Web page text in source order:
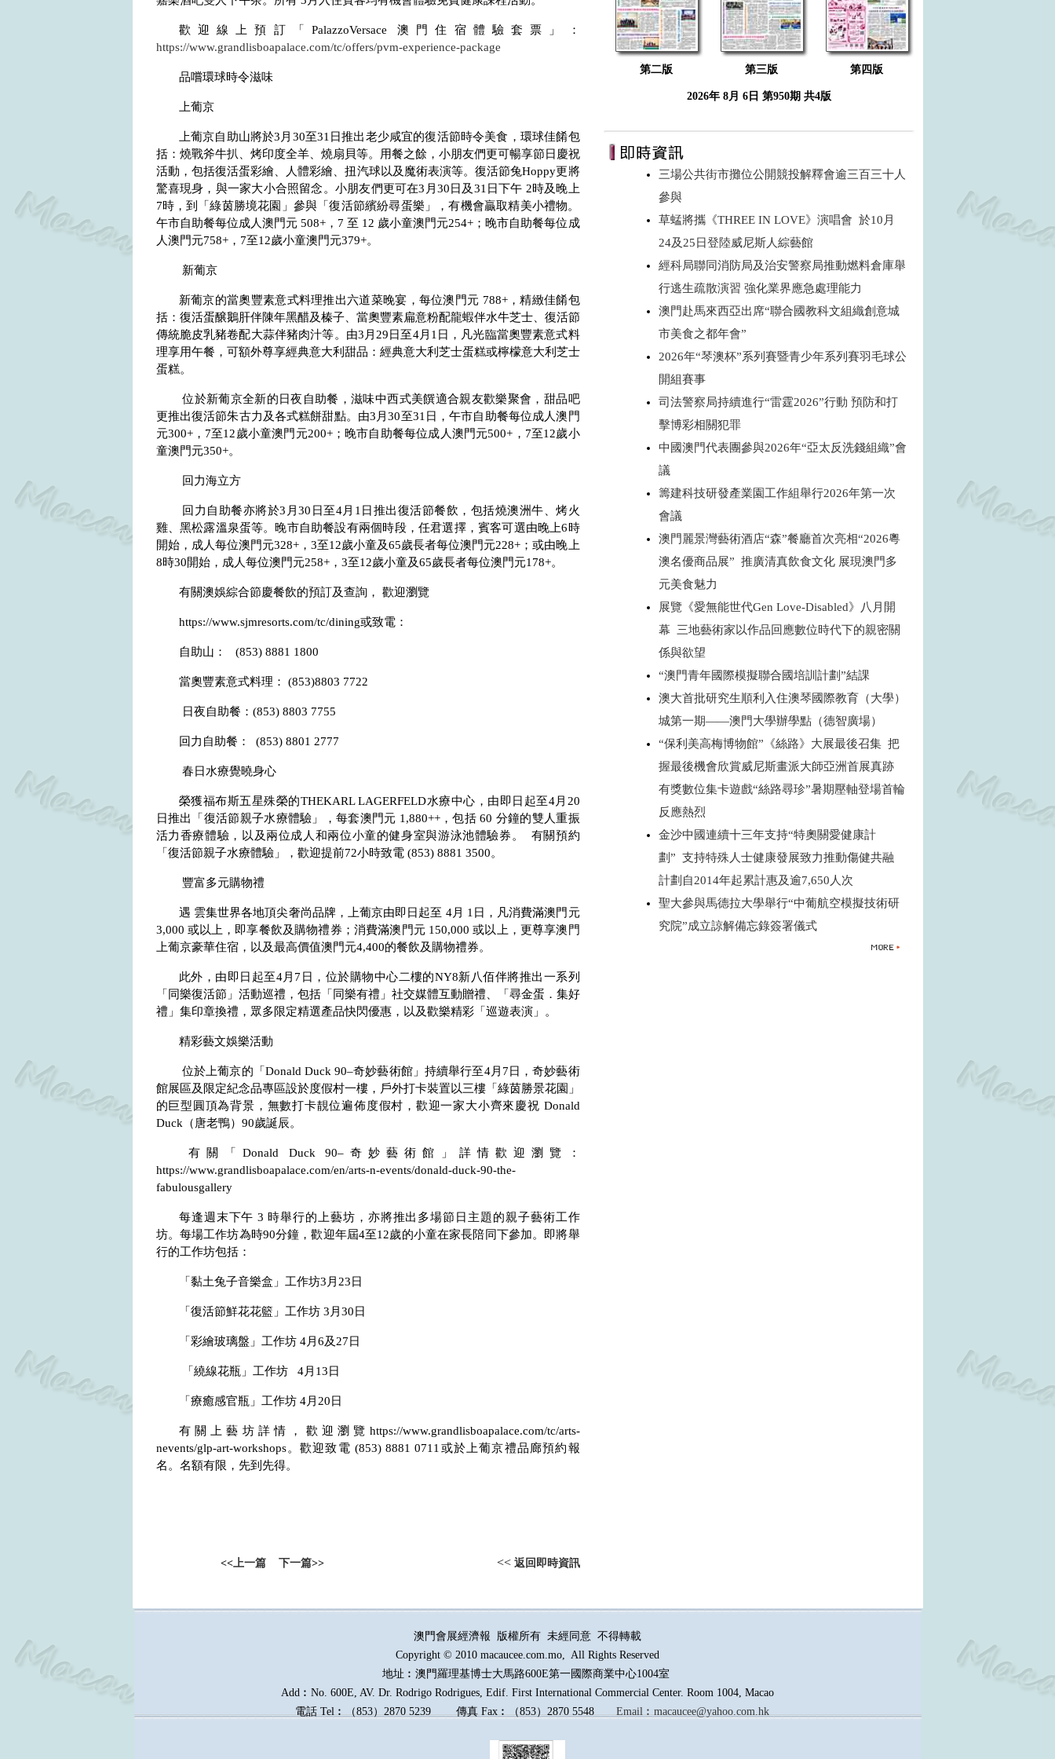
歡迎線上預訂「 PalazzoVersace澳門住宿體驗套票」：
https://www.grandlisboapalace.com/tc/offers/pvm-experience-package
品嚐環球時令滋味
上葡京
上葡京自助山將於3 月 30至31 日推出老少咸宜的復活節時令美食，環球佳餚包
括：燒戰斧牛扒、烤印度全羊、燒扇貝等。用餐之餘，小朋友們更可暢享節日慶祝
活動，包括復活蛋彩繪、人體彩繪、扭汽球以及魔術表演等。復活節兔Hoppy更將
驚喜現身，與一家大小合照留念。小朋友們更可在3 月 30 日及 31 日下午 2時及晚上
7時，到「綠茵勝境花園」參與「復活節繽紛尋蛋樂」，有機會贏取精美小禮物。
午市自助餐每位成人澳門元508+， 7 至 12 歲小童澳門元254+ ；晚市自助餐每位成
人澳門元758+， 7至12歲小童澳門元379+。
新葡京
新葡京的當奧豐素意式料理推出六道菜晚宴，每位澳門元 788+，精緻佳餚包
括：復活蛋醸鵝肝伴陳年黑醋及榛子、當奧豐素扁意粉配龍蝦伴水牛芝士、復活節
傳統脆皮乳豬卷配大蒜伴豬肉汁等。由3 月 29 日至4月 1 日，凡光臨當奧豐素意式料
理享用午餐，可額外尊享經典意大利甜品：經典意大利芝士蛋糕或檸檬意大利芝士
蛋糕。
位於新葡京全新的日夜自助餐，滋味中西式美饌適合親友歡樂聚會，甜品吧
更推出復活節朱古力及各式糕餅甜點。由3 月30至31 日，午市自助餐每位成人澳門
元300+， 7至12歲小童澳門元200+；晚市自助餐每位成人澳門元500+ ， 7至12歲小
童澳門元350+。
回力海立方
回力自助餐亦將於3 月30 日至4月 1 日推出復活節餐飲，包括燒澳洲牛、烤火
雞、黑松露溫泉蛋等。晚市自助餐設有兩個時段，任君選擇，賓客可選由晚上6 時
開始，成人每位澳門元328+， 3至12歲小童及65歲長者每位澳門元228+ ；或由晚上
8時30開始，成人每位澳門元258+， 3至12歲小童及65歲長者每位澳門元178+。
有關澳娛綜合節慶餐飲的預訂及查詢， 歡迎瀏覽
https://www.sjmresorts.com/tc/dining或致電：
自助山： (853) 8881 1800
當奧豐素意式料理： (853)8803 7722
日夜自助餐： (853) 8803 7755
回力自助餐： (853) 8801 2777
春日水療覺曉身心
榮獲福布斯五星殊榮的THEKARL LAGERFELD水療中心，由即日起至4月 20
日推出「復活節親子水療體驗」，每套澳門元 1,880++，包括 60 分鐘的雙人重振
活力香療體驗，以及兩位成人和兩位小童的健身室與游泳池體驗券。
有關預約
「復活節親子水療體驗」，歡迎提前72小時致電(853) 8881 3500。
豐富多元購物禮
遇 雲集世界各地頂尖奢尚品牌，上葡京由即日起至 4月 1 日，凡消費滿澳門元
3,000 或以上，即享餐飲及購物禮券；消費滿澳門元150,000或以上，更尊享澳門
上葡京豪華住宿，以及最高價值澳門元4,400的餐飲及購物禮券。
此外，由即日起至4月 7 日，位於購物中心二樓的NY8新八佰伴將推出一系列
「同樂復活節」活動巡禮，包括「同樂有禮」社交媒體互動贈禮、「尋金蛋．集好
禮」集印章換禮，眾多限定精選產品快閃優惠，以及歡樂精彩「巡遊表演」。
精彩藝文娛樂活動
位於上葡京的「 Donald Duck 90–奇妙藝術館」持續舉行至4月 7 日，奇妙藝術
館展區及限定紀念品專區設於度假村一樓，戶外打卡裝置以三樓「綠茵勝景花園」
的巨型圓頂為背景，無數打卡靚位遍佈度假村，歡迎一家大小齊來慶祝 Donald
Duck （唐老鴨） 90歲誕辰。
有關「Donald Duck 90–奇妙藝術館」詳情歡迎瀏覽：
https://www.grandlisboapalace.com/en/arts-n-events/donald-duck-90-the-
fabulousgallery
每逢週末下午 3 時舉行的上藝坊，亦將推出多場節日主題的親子藝術工作
坊。每場工作坊為時90分鐘，歡迎年屆4至12歲的小童在家長陪同下參加。即將舉
行的工作坊包括：
「黏土兔子音樂盒」工作坊3 月 23 日
「復活節鮮花花籃」工作坊 3 月 30 日
「彩繪玻璃盤」工作坊 4月 6及 27 日
「繞線花瓶」工作坊 4月 13 日
「療癒感官瓶」工作坊 4月 20 日
有關上藝坊詳情，歡迎瀏覽 https://www.grandlisboapalace.com/tc/arts-
nevents/glp-art-workshops。歡迎致電 (853) 8881 0711 或於上葡京禮品廊預約報
名。名額有限，先到先得。
<<上一篇 下一篇>> << 返回即時資訊
第二版 第三版 第四版
2026年 8月 6日 第950期 共4版
三場公共街市攤位公開競投解釋會逾三百三十人
參與
草蜢將攜《THREE IN LOVE》演唱會 於10月
24及25日登陸威尼斯人綜藝館
經科局聯同消防局及治安警察局推動燃料倉庫舉
行逃生疏散演習 強化業界應急處理能力
澳門赴馬來西亞出席“聯合國教科文組織創意城
市美食之都年會”
2026年“琴澳杯”系列賽暨青少年系列賽羽毛球公
開組賽事
司法警察局持續進行“雷霆2026”行動 預防和打
擊博彩相關犯罪
中國澳門代表團參與2026年“亞太反洗錢組織”會
議
籌建科技研發產業園工作組舉行2026年第一次
會議
澳門麗景灣藝術酒店“森”餐廳首次亮相“2026粵
澳名優商品展” 推廣清真飲食文化 展現澳門多
元美食魅力
展覽《愛無能世代Gen Love-Disabled》八月開
幕 三地藝術家以作品回應數位時代下的親密關
係與欲望
“澳門青年國際模擬聯合國培訓計劃”結課
澳大首批研究生順利入住澳琴國際教育（大學）
城第一期——澳門大學辦學點（德智廣場）
“保利美高梅博物館”《絲路》大展最後召集 把
握最後機會欣賞威尼斯畫派大師亞洲首展真跡
有獎數位集卡遊戲“絲路尋珍”暑期壓軸登場首輪
反應熱烈
金沙中國連續十三年支持“特奧關愛健康計
劃” 支持特殊人士健康發展致力推動傷健共融
計劃自2014年起累計惠及逾7,650人次
聖大參與馬德拉大學舉行“中葡航空模擬技術研
究院”成立諒解備忘錄簽署儀式
澳門會展經濟報 版權所有 未經同意 不得轉載
Copyright © 2010 macaucee.com.mo, All Rights Reserved
地址︰澳門羅理基博士大馬路600E第一國際商業中心1004室
Add︰No. 600E, AV. Dr. Rodrigo Rodrigues, Edif. First International Commercial Center. Room 1004, Macao
電話 Tel︰（853）2870 5239傳真Fax︰（853）2870 5548 Email︰macaucee@yahoo.com.hk